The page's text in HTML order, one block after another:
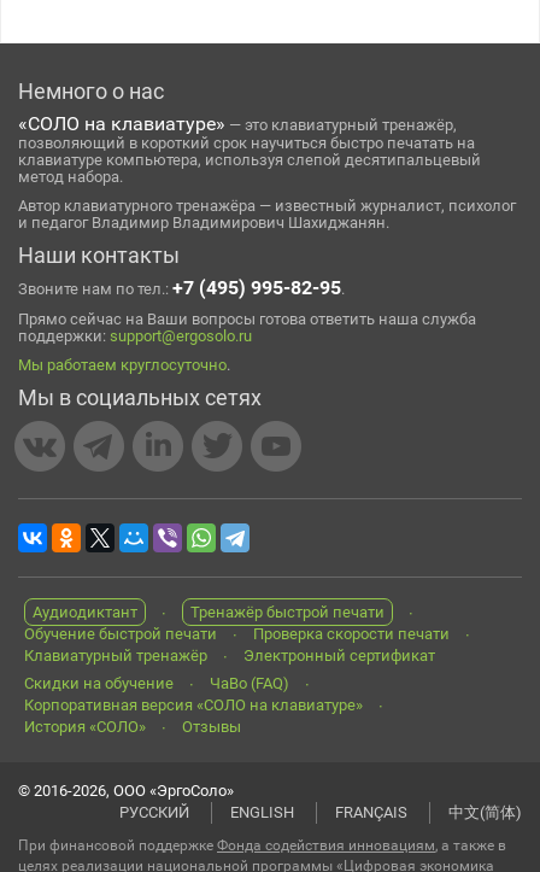
Немного о нас
«СОЛО на клавиатуре» — это клавиатурный тренажёр,
позволяющий в короткий срок научиться быстро печатать на
клавиатуре компьютера, используя слепой десятипальцевый
метод набора.
Автор клавиатурного тренажёра — известный журналист, психолог
и педагог Владимир Владимирович Шахиджанян.
Наши контакты
Звоните нам по тел.: +7 (495) 995-82-95.
Прямо сейчас на Ваши вопросы готова ответить наша служба
поддержки: support@ergosolo.ru
Мы работаем круглосуточно.
Мы в социальных сетях
Аудиодиктант
Тренажёр быстрой печати
Обучение быстрой печати
Проверка скорости печати
Клавиатурный тренажёр
Электронный сертификат
Скидки на обучение
ЧаВо (FAQ)
Корпоративная версия «СОЛО на клавиатуре»
История «СОЛО»
Отзывы
© 2016-2026, ООО «ЭргоСоло»
РУССКИЙ
ENGLISH FRANÇAIS 中文(简体)
При финансовой поддержке Фонда содействия инновациям, а также в
целях реализации национальной программы «Цифровая экономика